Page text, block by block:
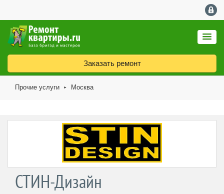
Заказать ремонт
Прочие услуги ► Москва
СТИН-Дизайн